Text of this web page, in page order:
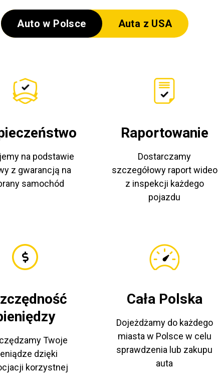
Auto w Polsce Auta z USA
na podstawie
z gwarancją na
samochód
Raportowanie
Dostarczamy
szczegółowy raport wideo
z inspekcji każdego
pojazdu
Twoje
dzięki
korzystnej
Cała Polska
Dojeżdżamy do każdego
miasta w Polsce w celu
sprawdzenia lub zakupu
auta